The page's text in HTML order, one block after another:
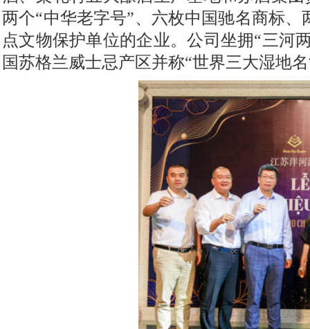
两个“中华老字号”、六枚中国驰名商标
点文物保护单位的企业。公司坐拥“三河
国苏格兰威士忌产区并称“世界三大湿地